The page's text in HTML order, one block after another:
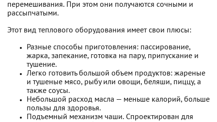
перемешивания. При этом они получаются сочными и
рассыпчатыми.
Этот вид теплового оборудования имеет свои плюсы:
Разные способы приготовления: пассирование,
жарка, запекание, готовка на пару, припускание и
тушение.
Легко готовить большой объем продуктов: жареные
и тушеные мясо, рыбу или овощи, беляши, пиццу, а
также соусы.
Небольшой расход масла — меньше калорий, больше
пользы для здоровья.
Подъемный механизм чаши. Спроектирован для